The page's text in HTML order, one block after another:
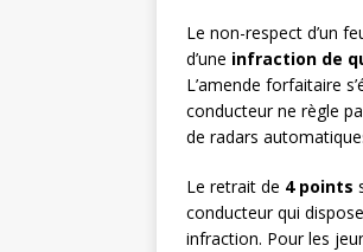
Le non-respect d’un
d’une infraction de
L’amende forfaitaire
conducteur ne règle
de radars
Le retrait de 4 points
conducteur qui
infraction. Pour les